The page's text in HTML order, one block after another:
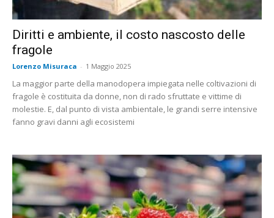
Diritti e ambiente, il costo nascosto delle
fragole
Lorenzo Misuraca - 1 Maggio 2025
La maggior parte della manodopera impiegata nelle coltivazioni di
fragole è costituita da donne, non di rado sfruttate e vittime di
molestie. E, dal punto di vista ambientale, le grandi serre intensive
fanno gravi danni agli ecosistemi